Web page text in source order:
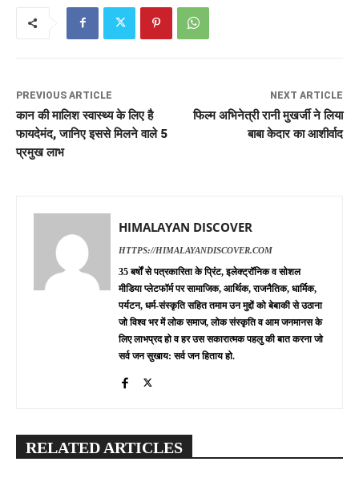
PREVIOUS ARTICLE
कान की मालिश स्वास्थ्य के लिए है
फायदेमंद, जानिए इससे मिलने वाले 5
प्रमुख लाभ
NEXT ARTICLE
फिल्म अभिनेत्री रानी मुखर्जी ने लिया
बाबा केदार का आशीर्वाद
HIMALAYAN DISCOVER
HTTPS://HIMALAYANDISCOVER.COM
35 बर्षों से पत्रकारिता के प्रिंट, इलेक्ट्रॉनिक व सोशल
मीडिया प्लेटफॉर्म पर सामाजिक, आर्थिक, राजनैतिक, धार्मिक,
पर्यटन, धर्म-संस्कृति सहित तमाम उन मुद्दों को बेबाकी से उठाना
जो विश्व भर में लोक समाज, लोक संस्कृति व आम जनमानस के
लिए लाभप्रद हो व हर उस सकारात्मक पहलु की बात करना जो
सर्व जन सुखाय: सर्व जन हिताय हो.
RELATED ARTICLES